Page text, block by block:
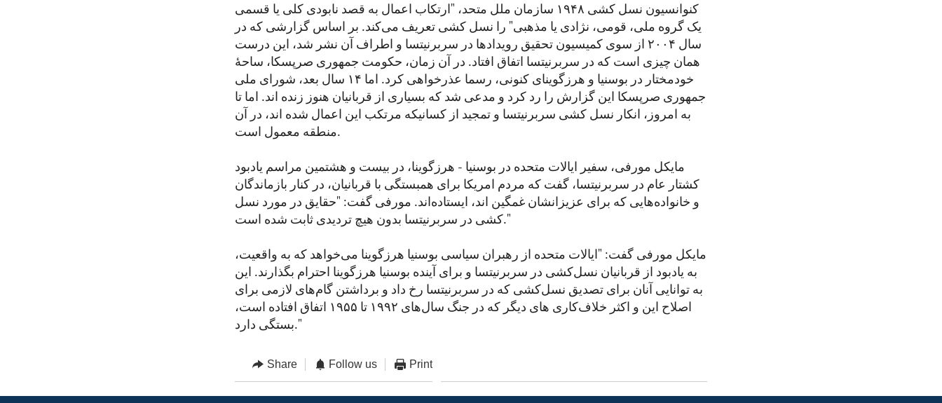
کنوانسیون نسل کشی ۱۹۴۸ سازمان ملل متحد، "ارتکاب اعمال به قصد نابودی کلی یا قسمی
یک گروه ملی، قومی، نژادی یا مذهبی" را نسل کشی تعریف می‌کند. بر اساس گزارشی که در
سال ۲۰۰۴ از سوی کمیسیون تحقیق رویدادها در سربرنیتسا و اطراف آن نشر شد، این درست
همان چیزی است که در سربرنیتسا اتفاق افتاد. در آن زمان، حکومت جمهوری صرپسکا، ساحهٔ
خودمختار در بوسنیا و هرزگوینای کنونی، رسما عذرخواهی کرد. اما ۱۴ سال بعد، شورای ملی
جمهوری صرپسکا این گزارش را رد کرد و مدعی شد که بسیاری از قربانیان هنوز زنده اند. اما تا
به امروز، انکار نسل کشی سربرنیتسا و تمجید از کسانیکه مرتکب این اعمال شده اند،‌ در آن
منطقه معمول است.
مایکل مورفی، سفیر ایالات متحده در بوسنیا - هرزگوینا، در بیست و هشتمین مراسم یادبود
کشتار عام در سربرنیتسا، گفت که مردم امریکا برای همبستگی با قربانیان، در کنار بازماندگان
و خانواده‌هایی که برای عزیزانشان غمگین اند، ایستاده‌اند. مورفی گفت: "حقایق در مورد نسل
کشی در سربرنیتسا بدون هیچ تردیدی ثابت شده است."
مایکل مورفی گفت: "ایالات متحده از رهبران سیاسی بوسنیا هرزگوینا می‌خواهد که به واقعیت،
به یادبود از قربانیان نسل‌کشی در سربرنیتسا و برای آینده بوسنیا هرزگوینا احترام بگذارند. این
به توانایی آنان برای تصدیق نسل‌کشی که در سربرنیتسا رخ داد و برداشتن گام‌های لازمی برای
اصلاح این و اکثر خلاف‌کاری های دیگر که در جنگ سال‌های ۱۹۹۲ تا ۱۹۵۵ اتفاق افتاده است،
بستگی دارد."
Share Follow us Print